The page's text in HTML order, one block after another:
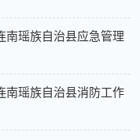
南瑶族自治县应急管理
南瑶族自治县消防工作